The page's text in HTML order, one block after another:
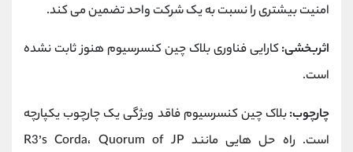
امنیت بیشتری را نسبت به یک شرکت واحد تضمین می کند.
اثربخشی:کارایی فناوری بلاک چین کنسرسیوم هنوز ثابت نشده
است.
چارچوب:بلاک چین کنسرسیوم فاقد ویژگی یک چارچوب یکپارچه
است. راه حل هایی مانند R3’s Corda، Quorum of JP